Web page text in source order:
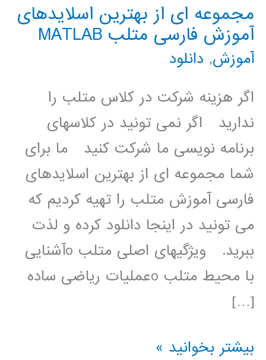
مجموعه ای از بهترین اسلایدهای
آموزش فارسی متلب MATLAB
آموزش, دانلود
اگر هزینه شرکت در کلاس متلب را
ندارید اگر نمی تونید در کلاسهای
برنامه نویسی ما شرکت کنید ما برای
شما مجموعه ای از بهترین اسلایدهای
فارسی آموزش متلب را تهیه کردیم که
می تونید در اینجا دانلود کرده و لذت
ببرید. ویژگیهای اصلی متلب oآشنایی
با محیط متلب oعملیات ریاضی ساده
[…]
مجموعه
بیشتر بخوانید »